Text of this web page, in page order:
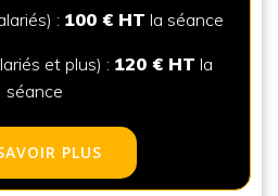
: 100 € HT la séance
et plus) : 120 € HT la
séance
PLUS